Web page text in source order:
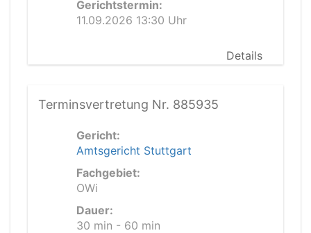
Gerichtstermin:
11.09.2026 13:30 Uhr
Details
Terminsvertretung Nr. 885935
Gericht:
Amtsgericht Stuttgart
Fachgebiet:
OWi
Dauer:
30 min - 60 min